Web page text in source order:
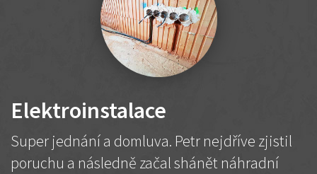
Elektroinstalace
Super jednání a domluva. Petr nejdříve zjistil
poruchu a následně začal shánět náhradní